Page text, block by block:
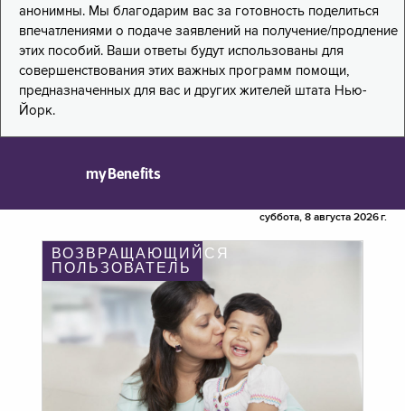
анонимны. Мы благодарим вас за готовность поделиться
впечатлениями о подаче заявлений на получение/продление
этих пособий. Ваши ответы будут использованы для
совершенствования этих важных программ помощи,
предназначенных для вас и других жителей штата Нью-
Йорк.
myBenefits
суббота, 8 августа 2026 г.
ВОЗВРАЩАЮЩИЙСЯ
ПОЛЬЗОВАТЕЛЬ